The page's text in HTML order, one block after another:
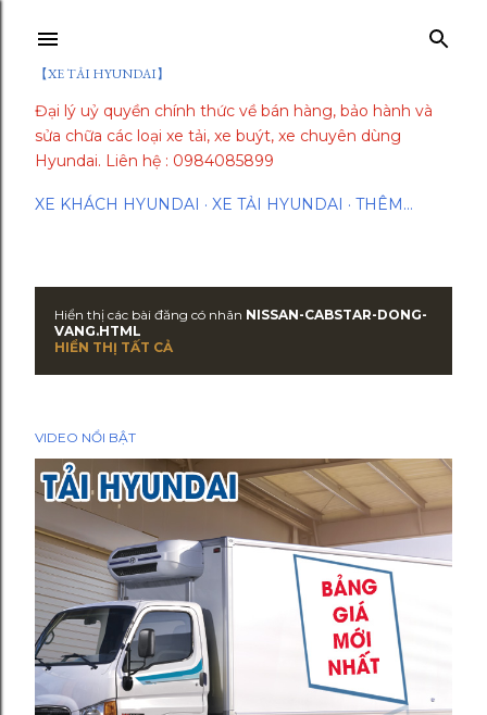
【XE TẢI HYUNDAI】
Đại lý uỷ quyền chính thức về bán hàng, bảo hành và
sửa chữa các loại xe tải, xe buýt, xe chuyên dùng
Hyundai. Liên hệ : 0984085899
XE KHÁCH HYUNDAI XE TẢI HYUNDAI THÊM…
à
đ
ă
n
g
Hiển thị các bài đăng có nhãn NISSAN-CABSTAR-DONG-
VANG.HTML
HIỂN THỊ TẤT CẢ
VIDEO NỔI BẬT